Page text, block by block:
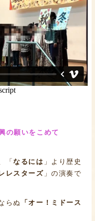
の願いをこめて
「なるには 」より歴史
レスターズ 」の演奏で
らぬ
「オー！ミドース